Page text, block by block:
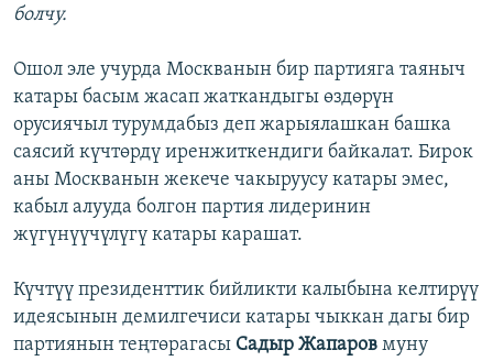
болчу.
Ошол эле учурда Москванын бир партияга таяныч
катары басым жасап жаткандыгы өздөрүн
орусиячыл турумдабыз деп жарыялашкан башка
саясий күчтөрдү иренжиткендиги байкалат. Бирок
аны Москванын жекече чакыруусу катары эмес,
кабыл алууда болгон партия лидеринин
жүгүнүүчүлүгү катары карашат.
Күчтүү президенттик бийликти калыбына келтирүү
идеясынын демилгечиси катары чыккан дагы бир
партиянын теңтөрагасы Садыр Жапаров муну